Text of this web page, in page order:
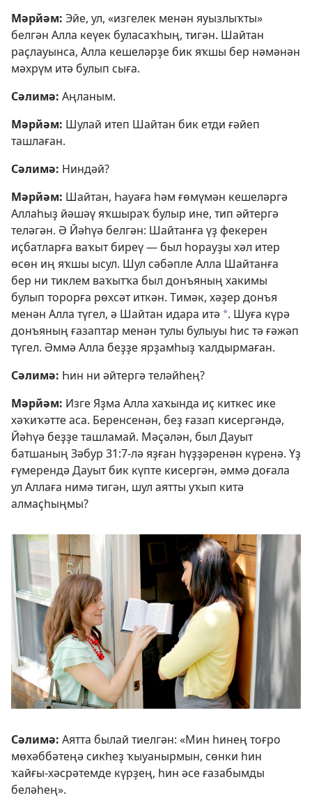
Мәрйәм: Эйе, ул, «изгелек менән яуызлыҡты»
белгән Алла кеүек буласаҡһың, тигән. Шайтан
раҫлауынса, Алла кешеләрҙе бик яҡшы бер нәмәнән
мәхрүм итә булып сыға.
Сәлимә: Аңланым.
Мәрйәм: Шулай итеп Шайтан бик етди ғәйеп
ташлаған.
Сәлимә: Ниндәй?
Мәрйәм: Шайтан, Һауаға һәм ғөмүмән кешеләргә
Аллаһыҙ йәшәү яҡшыраҡ булыр ине, тип әйтергә
теләгән. Ә Йәһүә белгән: Шайтанға үҙ фекерен
иҫбатларға ваҡыт биреү — был һорауҙы хәл итер
өсөн иң яҡшы ысул. Шул сәбәпле Алла Шайтанға
бер ни тиклем ваҡытҡа был донъяның хакимы
булып торорға рөхсәт иткән. Тимәк, хәҙер донъя
менән Алла түгел, ә Шайтан идара итә *. Шуға күрә
донъяның ғазаптар менән тулы булыуы һис тә ғәжәп
түгел. Әммә Алла беҙҙе ярҙамһыҙ ҡалдырмаған.
Сәлимә: Һин ни әйтергә теләйһең?
Мәрйәм: Изге Яҙма Алла хаҡында иҫ киткес ике
хәҡиҡәтте аса. Беренсенән, беҙ ғазап кисергәндә,
Йәһүә беҙҙе ташламай. Мәҫәлән, был Дауыт
батшаның Зәбур 31:7-лә яҙған һүҙҙәренән күренә. Үҙ
ғүмерендә Дауыт бик күпте кисергән, әммә доғала
ул Аллаға нимә тигән, шул аятты уҡып китә
алмаҫһыңмы?
Сәлимә: Аятта былай тиелгән: «Мин һинең тоғро
мөхәббәтеңә сикһеҙ ҡыуанырмын, сөнки һин
ҡайғы-хәсрәтемде күрҙең, һин әсе ғазабымды
беләһең».